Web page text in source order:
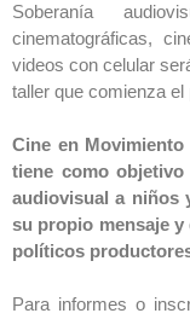
Soberanía
cinematográficas,
videos con celular
taller que comienza el
Cine en
tiene como
audiovisual a niños
su propio mensaje y
políticos
Para informes o